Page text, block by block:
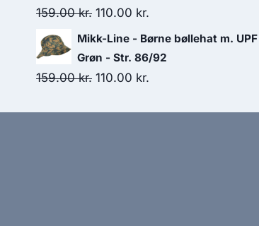
50.00 kr..25.00 kr..
159.00kr. Original
price
was:
159.00 kr..
110.00 kr.
price
is:
Mikk-Line - Børne bøllehat m.
Grøn - Str. 86/92
159.00kr. Original
110.00 kr.